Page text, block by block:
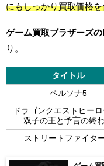
にもしっかり買取価格
ゲーム買取ブラザーズ
り。
タイトル
ペルソナ5
ドラゴンクエストヒー
双子の王と予言の終
ストリートファイタ